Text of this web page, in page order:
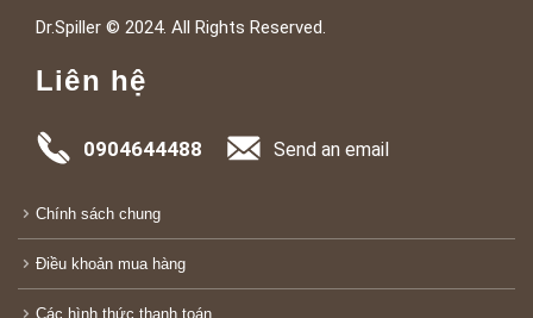
Dr.Spiller © 2024. All Rights Reserved.
Liên hệ
0904644488 Send an email
Chính sách chung
Điều khoản mua hàng
Các hình thức thanh toán